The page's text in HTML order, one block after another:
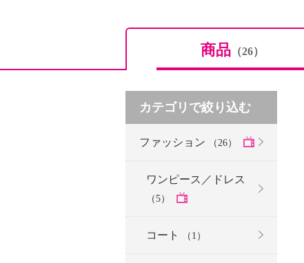
商品 （26）
カテゴリで絞り込む
ファッション （26）
ワンピース／ドレス
（5）
コート （1）